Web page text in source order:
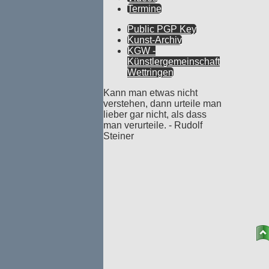
Termine
Public PGP Key
Kunst-Archiv
KGW -
Künstlergemeinschaft
Wettringen
Kann man etwas nicht
verstehen, dann urteile man
lieber gar nicht, als dass
man verurteile. - Rudolf
Steiner